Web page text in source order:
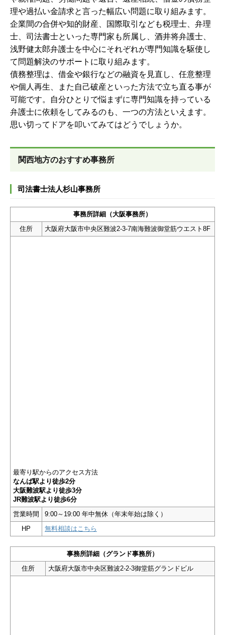
理や過払い金請求と言った幅広い問題に取り組みます。
企業間の合併や知的財産、国際取引なども税理士、弁理
士、司法書士といった専門家も所属し、酒井将弁護士、
浅野健太郎弁護士を中心にそれぞれが専門知識を駆使し
て問題解決のサポートに取り組みます。
債務整理は、借金や銀行などの融資を見直し、任意整理
や個人再生、また自己破産といった方法で立ち直る事が
可能です。自分ひとりで悩まずに専門知識を持っている
弁護士に依頼をしてみるのも、一つの方法といえます。
思い切ってドアを叩いてみてはどうでしょうか。
関西地方のおすすめ事務所
司法書士法人杉山事務所
事務所詳細（大阪事務所）
住所
大阪府大阪市中央区難波2-3-7南海難波御堂筋ウエスト8F
最寄り駅からのアクセス方法
なんば駅より徒歩2分
大阪難波駅より徒歩3分
JR難波駅より徒歩6分
営業時間
9:00～19:00 年中無休（年末年始は除く）
HP
無料相談はこちら
事務所詳細（グランド事務所）
住所
大阪府大阪市中央区難波2-2-3御堂筋グランドビル